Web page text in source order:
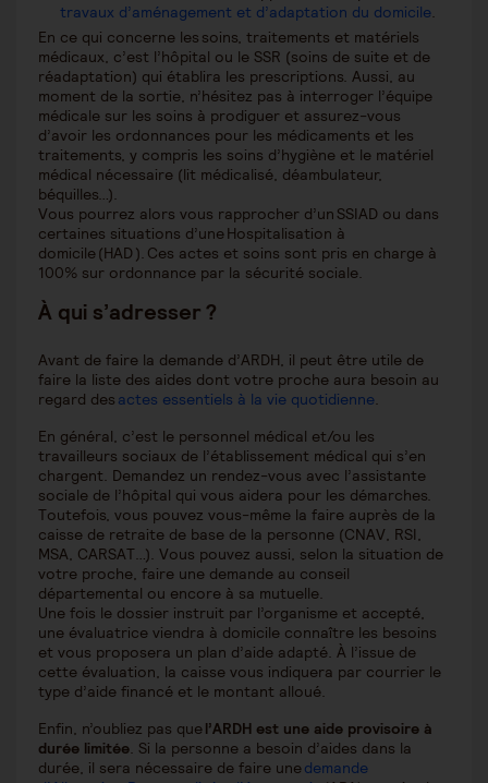
travaux d’aménagement et d’adaptation du domicile.
En ce qui concerne les soins, traitements et matériels
médicaux, c’est l’hôpital ou le SSR (soins de suite et de
réadaptation) qui établira les prescriptions. Aussi, au
moment de la sortie, n’hésitez pas à interroger l’équipe
médicale sur les soins à prodiguer et assurez-vous
d’avoir les ordonnances pour les médicaments et les
traitements, y compris les soins d’hygiène et le matériel
médical nécessaire (lit médicalisé, déambulateur,
béquilles…).
Vous pourrez alors vous rapprocher d’un SSIAD ou dans
certaines situations d’une Hospitalisation à
domicile (HAD ). Ces actes et soins sont pris en charge à
100% sur ordonnance par la sécurité sociale.
À qui s’adresser ?
Avant de faire la demande d’ARDH, il peut être utile de
faire la liste des aides dont votre proche aura besoin au
regard des actes essentiels à la vie quotidienne.
En général, c’est le personnel médical et/ou les
travailleurs sociaux de l’établissement médical qui s’en
chargent. Demandez un rendez-vous avec l’assistante
sociale de l’hôpital qui vous aidera pour les démarches.
Toutefois, vous pouvez vous-même la faire auprès de la
caisse de retraite de base de la personne (CNAV, RSI,
MSA, CARSAT…). Vous pouvez aussi, selon la situation de
votre proche, faire une demande au conseil
départemental ou encore à sa mutuelle.
Une fois le dossier instruit par l’organisme et accepté,
une évaluatrice viendra à domicile connaître les besoins
et vous proposera un plan d’aide adapté. À l’issue de
cette évaluation, la caisse vous indiquera par courrier le
type d’aide financé et le montant alloué.
Enfin, n’oubliez pas quel’ARDH est une aide provisoire à
durée limitée. Si la personne a besoin d’aides dans la
durée, il sera nécessaire de faire unedemande